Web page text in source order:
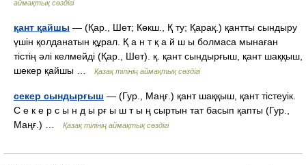
аймақтық сөздігі
қант қайшы — (Қар., Шет; Көкш., Қ ту; Қарақ.) қантты сындыру
үшін қолданатын құрал. Қ а н т қ а й ш ы болмаса мынаған
тістің әлі келмейді (Қар., Шет). қ. қант сындырғыш, қант шаққыш,
шекер қайшы …
Қазақ тілінің аймақтық сөздігі
секер сындырғыш — (Гур., Маңғ.) қант шаққыш, қант тістеуік.
С е к е р с ы н д ы рғ ы ш т ы ң сыртын тат басып қапты (Гур.,
Маңғ.) …
Қазақ тілінің аймақтық сөздігі